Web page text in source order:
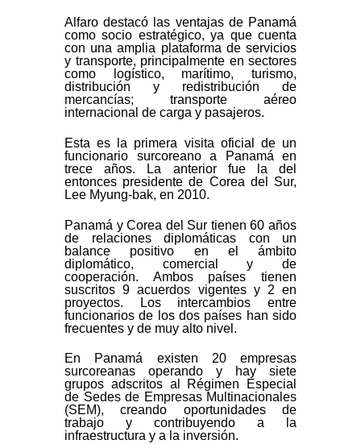
Alfaro destacó las ventajas de Panamá
como socio estratégico, ya que cuenta
con una amplia plataforma de servicios
y transporte, principalmente en sectores
como logístico, marítimo, turismo,
distribución y redistribución de
mercancías; transporte aéreo
internacional de carga y pasajeros.
Esta es la primera visita oficial de un
funcionario surcoreano a Panamá en
trece años. La anterior fue la del
entonces presidente de Corea del Sur,
Lee Myung-bak, en 2010.
Panamá y Corea del Sur tienen 60 años
de relaciones diplomáticas con un
balance positivo en el ámbito
diplomático, comercial y de
cooperación. Ambos países tienen
suscritos 9 acuerdos vigentes y 2 en
proyectos. Los intercambios entre
funcionarios de los dos países han sido
frecuentes y de muy alto nivel.
En Panamá existen 20 empresas
surcoreanas operando y hay siete
grupos adscritos al Régimen Especial
de Sedes de Empresas Multinacionales
(SEM), creando oportunidades de
trabajo y contribuyendo a la
infraestructura y a la inversión.